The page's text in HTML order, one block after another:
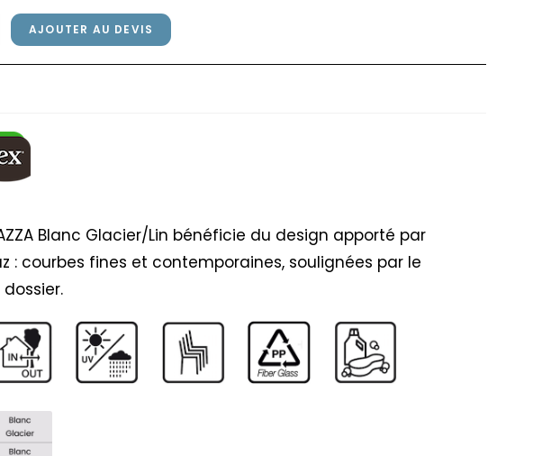
AJOUTER AU DEVIS
Blanc Glacier/Lin bénéficie du design apporté par
: courbes fines et contemporaines, soulignées par le